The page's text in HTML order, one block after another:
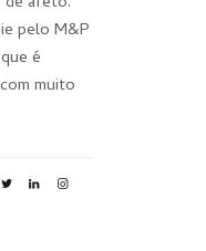
pelo M&P
é
muito